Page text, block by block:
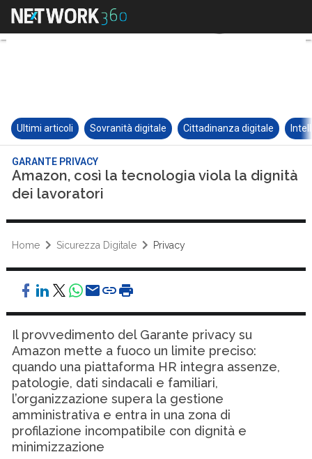
Ultimi articoli Sovranità digitale Cittadinanza digitale
GARANTE PRIVACY
Amazon, così la tecnologia viola la dignità
dei lavoratori
Home Sicurezza Digitale Privacy
Il provvedimento del Garante privacy su
Amazon mette a fuoco un limite preciso:
quando una piattaforma HR integra assenze,
patologie, dati sindacali e familiari,
l’organizzazione supera la gestione
amministrativa e entra in una zona di
profilazione incompatibile con dignità e
minimizzazione